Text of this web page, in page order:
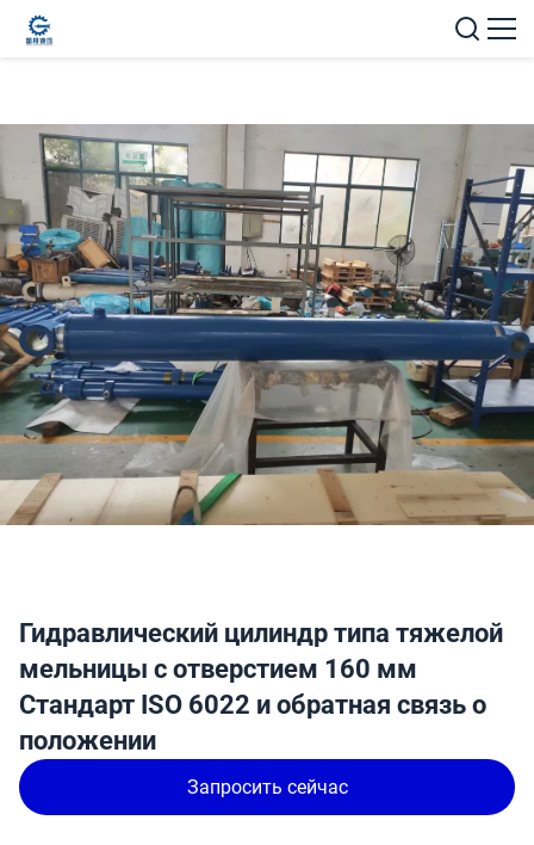
Гидравлический цилиндр типа тяжелой
мельницы с отверстием 160 мм
Стандарт ISO 6022 и обратная связь о
положении
Запросить сейчас